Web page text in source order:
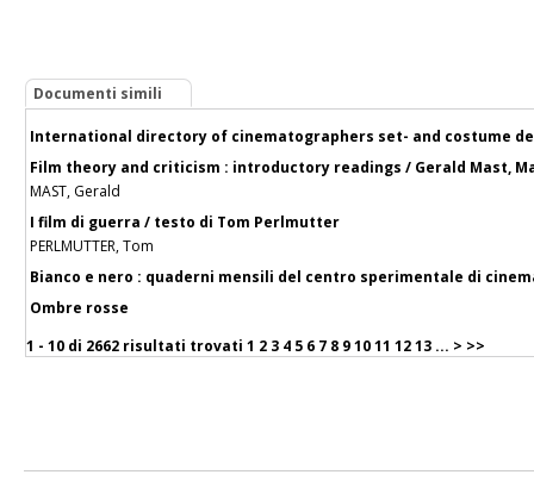
Documenti simili
International directory of cinematographers set- and costume
Film theory and criticism : introductory readings / Gerald Mast,
MAST, Gerald
I film di guerra / testo di Tom Perlmutter
PERLMUTTER, Tom
Bianco e nero : quaderni mensili del centro sperimentale di
Ombre rosse
1 - 10 di 2662 risultati trovati 1 2 3 4 5 6 7 8 91011 1213 ... > >>